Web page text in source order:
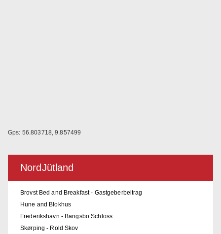
Gps: 56.803718, 9.857499
NordJütland
Brovst Bed and Breakfast - Gastgeberbeitrag
Hune and Blokhus
Frederikshavn - Bangsbo Schloss
Skørping - Rold Skov